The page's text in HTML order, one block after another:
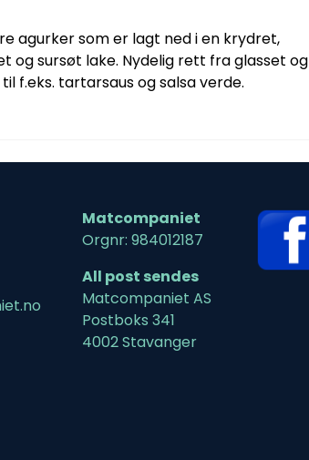
agurker som er lagt ned i en krydret,
og sursøt lake. Nydelig rett fra glasset og
f.eks. tartarsaus og salsa verde.
Matcompaniet
Orgnr: 984012187
All post sendes
Matcompaniet AS
Postboks 341
4002 Stavanger